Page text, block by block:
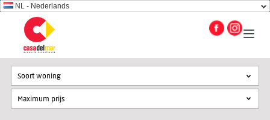
NL - Nederlands
Soort woning